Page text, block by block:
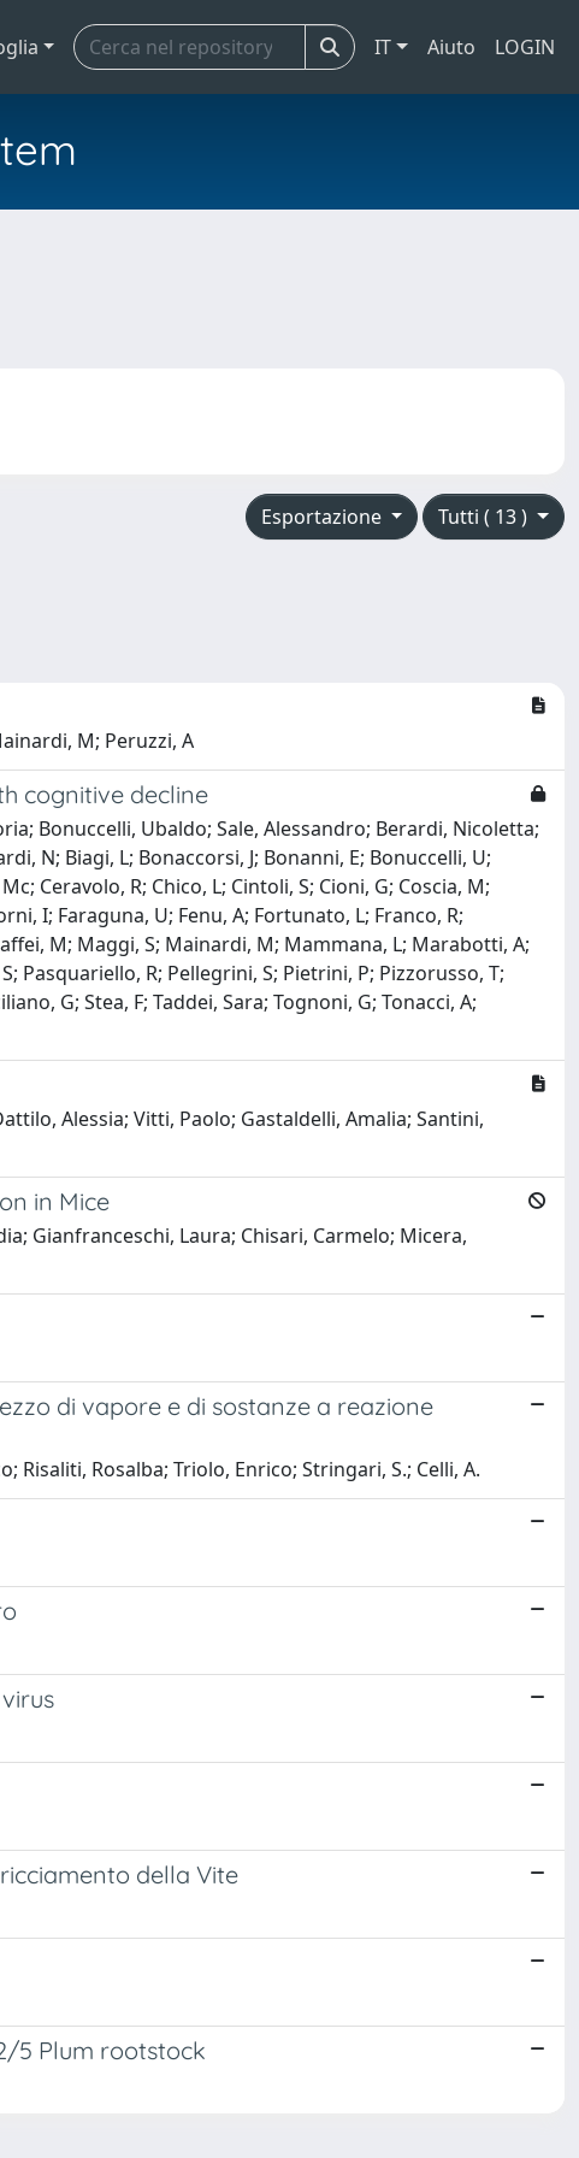
IT Aiuto LOGIN
Tutti ( 13 )
Esportazione
M; Peruzzi, A
cognitive decline
Bonuccelli, Ubaldo; Sale, Alessandro; Berardi, Nicoletta;
N; Biagi, L; Bonaccorsi, J; Bonanni, E; Bonuccelli, U;
Ceravolo, R; Chico, L; Cintoli, S; Cioni, G; Coscia, M;
I; Faraguna, U; Fenu, A; Fortunato, L; Franco, R;
M; Maggi, S; Mainardi, M; Mammana, L; Marabotti, A;
Pasquariello, R; Pellegrini, S; Pietrini, P; Pizzorusso, T;
G; Stea, F; Taddei, Sara; Tognoni, G; Tonacci, A;
Alessia; Vitti, Paolo; Gastaldelli, Amalia; Santini,
in Mice
Gianfranceschi, Laura; Chisari, Carmelo; Micera,
di vapore e di sostanze a reazione
Risaliti, Rosalba; Triolo, Enrico; Stringari, S.; Celli, A.
della Vite
5 Plum rootstock